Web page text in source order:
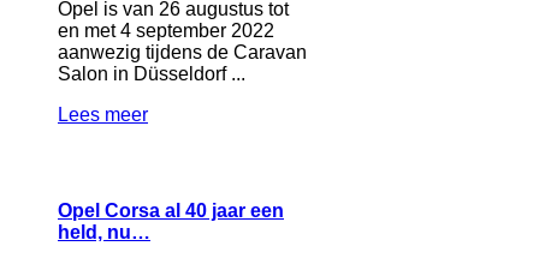
Opel is van 26 augustus tot
en met 4 september 2022
aanwezig tijdens de Caravan
Salon in Düsseldorf ...
Lees meer
Opel Corsa al 40 jaar een
held, nu…